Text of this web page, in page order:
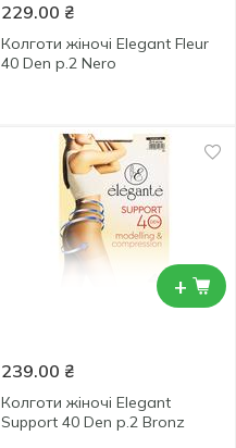
229.00 ₴
Колготи жіночі Elegant Fleur
40 Den р.2 Nero
+
239.00 ₴
Колготи жіночі Elegant
Support 40 Den р.2 Bronz